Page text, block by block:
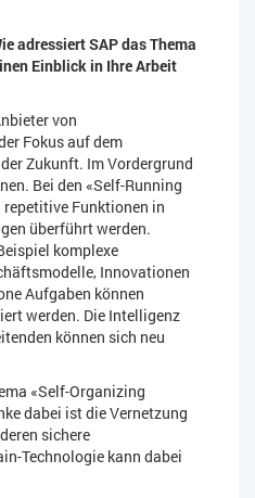
adressiert SAP das Thema
Einblick in Ihre Arbeit
von
Fokus auf dem
Zukunft. Im Vordergrund
Bei den «Self-Running
Funktionen in
überführt werden.
komplexe
Innovationen
Aufgaben können
werden. Die Intelligenz
können sich neu
«Self-Organizing
dabei ist die Vernetzung
sichere
Technologie kann dabei